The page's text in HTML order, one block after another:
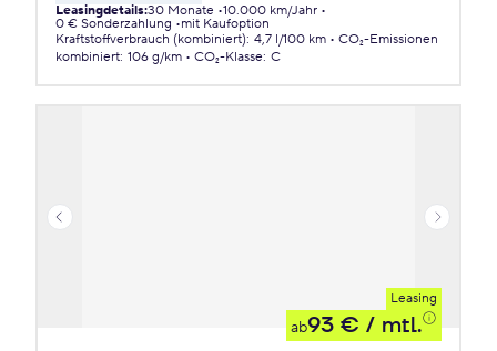
Leasingdetails:30 Monate 10.000 km/Jahr
0 € Sonderzahlung
mit Kaufoption
Kraftstoffverbrauch (kombiniert): 4,7 l/100 km
CO₂-Emissionen
kombiniert: 106 g/km CO₂-Klasse: C
Leasing
ab93 € / mtl.